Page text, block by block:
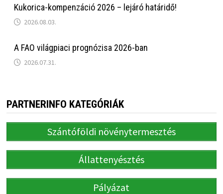
Kukorica-kompenzáció 2026 – lejáró határidő!
2026.08.03.
A FAO világpiaci prognózisa 2026-ban
2026.07.31.
PARTNERINFO KATEGÓRIÁK
Szántóföldi növénytermesztés
Állattenyésztés
Pályázat